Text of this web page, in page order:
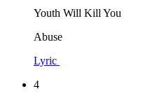
Youth Will Kill You
Abuse
Lyric
4